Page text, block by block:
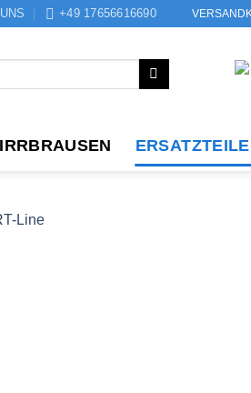
+49 17656616690